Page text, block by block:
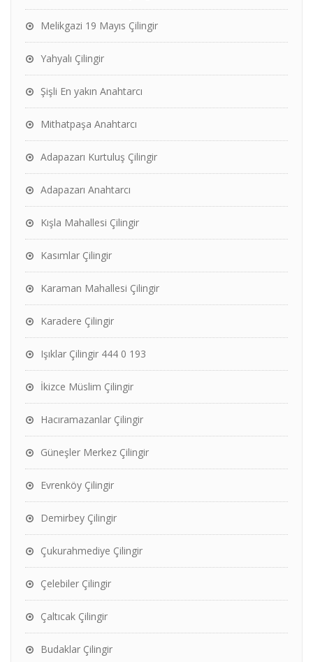
Melikgazi 19 Mayıs Çilingir
Yahyalı Çilingir
Şişli En yakın Anahtarcı
Mithatpaşa Anahtarcı
Adapazarı Kurtuluş Çilingir
Adapazarı Anahtarcı
Kışla Mahallesi Çilingir
Kasımlar Çilingir
Karaman Mahallesi Çilingir
Karadere Çilingir
Işıklar Çilingir 444 0 193
İkizce Müslim Çilingir
Hacıramazanlar Çilingir
Güneşler Merkez Çilingir
Evrenköy Çilingir
Demirbey Çilingir
Çukurahmediye Çilingir
Çelebiler Çilingir
Çaltıcak Çilingir
Budaklar Çilingir